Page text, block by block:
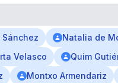
Sánchez Natalia de
Velasco Quim
Montxo Armendariz